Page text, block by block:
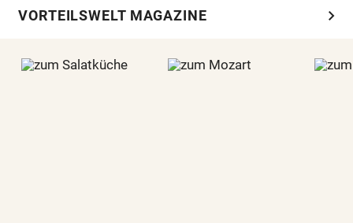
VORTEILSWELT MAGAZINE chevron_right